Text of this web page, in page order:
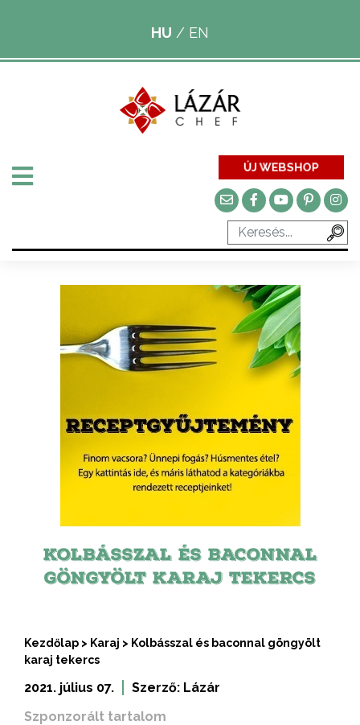
HU / EN
ÚJ WEBSHOP
KOLBÁSSZAL ÉS BACONNAL
GÖNGYÖLT KARAJ TEKERCS
Kezdőlap > Karaj > Kolbásszal és baconnal göngyölt
karaj tekercs
2021. július 07. Szerző: Lázár
Szponzorált tartalom